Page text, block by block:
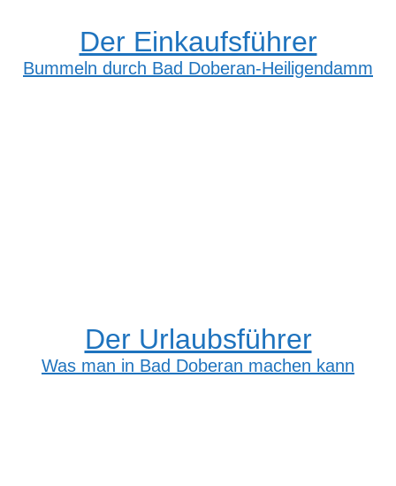
Der Einkaufsführer
Bummeln durch Bad Doberan-Heiligendamm
Der Urlaubsführer
Was man in Bad Doberan machen kann